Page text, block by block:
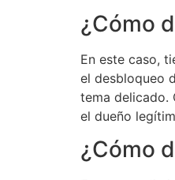
¿Cómo
En este caso,
el desbloqueo
tema delicado.
el dueño
¿Cómo